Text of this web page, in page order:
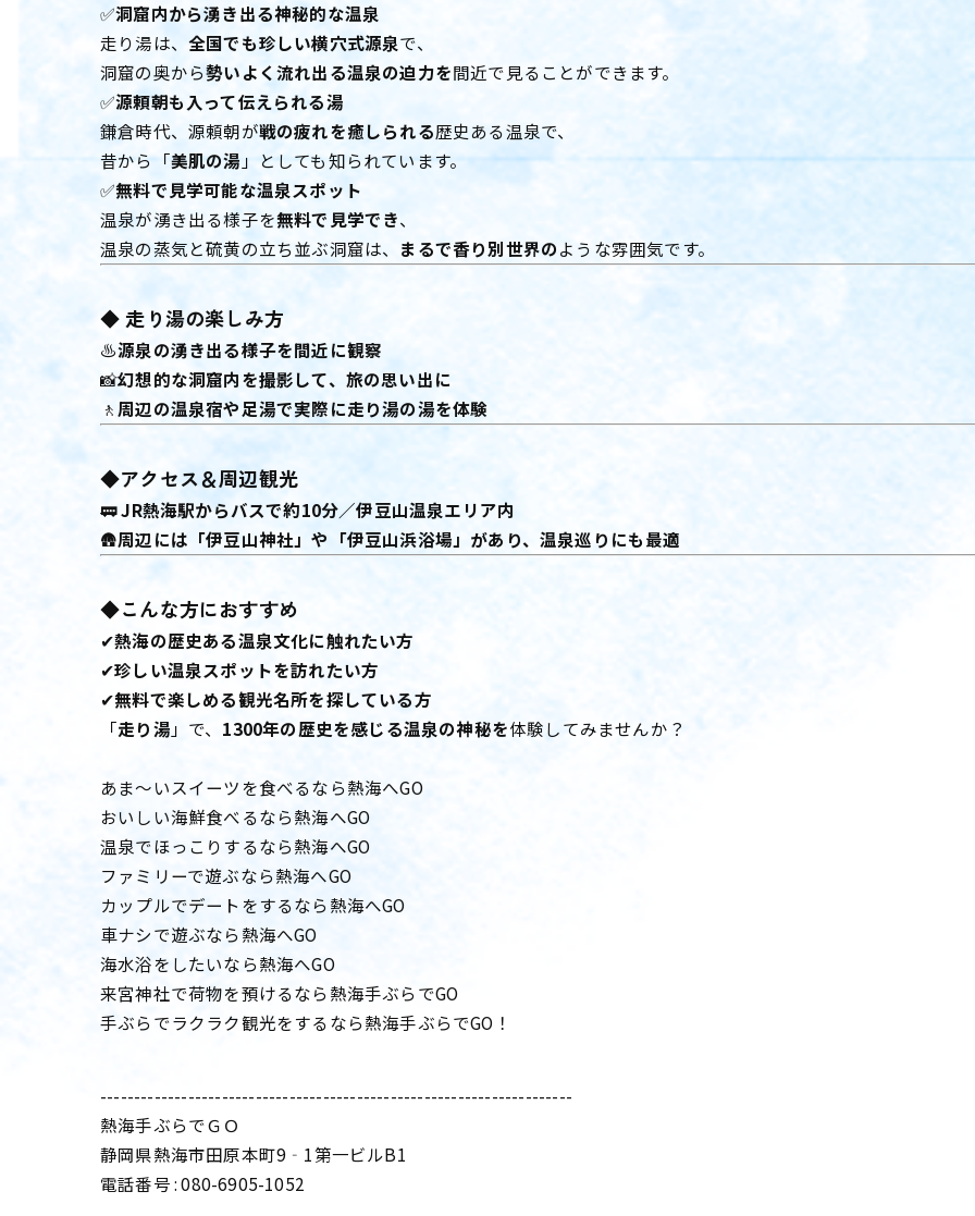
✅洞窟内から湧き出る神秘的な温泉
走り湯は、 全国でも珍しい横穴式源泉で、
洞窟の奥から勢いよく流れ出る温泉の迫力を間近で見ることができます。
✅源頼朝も入って伝えられる湯
鎌倉時代、源頼朝が戦の疲れを癒しられる歴史ある温泉で、
昔から「美肌の湯 」としても知られています。
✅無料で見学可能な温泉スポット
温泉が湧き出る様子を無料で見学でき、
温泉の蒸気と硫黄の立ち並ぶ洞窟は、 まるで香り別世界のような雰囲気です。
◆ 走り湯の楽しみ方
♨️源泉の湧き出る様子を間近に観察
📸幻想的な洞窟内を撮影して、旅の思い出に
🚶 周辺の温泉宿や足湯で実際に走り湯の湯を体験
◆アクセス＆周辺観光
🚃JR熱海駅からバスで約10分／伊豆山温泉エリア内
🛖周辺には「伊豆山神社」や「伊豆山浜浴場」があり、温泉巡りにも最適
◆こんな方におすすめ
✔熱海の歴史ある温泉文化に触れたい方
✔珍しい温泉スポットを訪れたい方
✔無料で楽しめる観光名所を探している方
「走り湯 」で、 1300年の歴史を感じる温泉の神秘を体験してみませんか？
あま〜いスイーツを食べるなら熱海へGO
おいしい海鮮食べるなら熱海へGO
温泉でほっこりするなら熱海へGO
ファミリーで遊ぶなら熱海へGO
カップルでデートをするなら熱海へGO
車ナシで遊ぶなら熱海へGO
海水浴をしたいなら熱海へGO
来宮神社で荷物を預けるなら熱海手ぶらでGO
手ぶらでラクラク観光をするなら熱海手ぶらでGO！
----------------------------------------------------------------------
熱海手ぶらでＧＯ
静岡県熱海市田原本町9‐1第一ビルB1
電話番号 : 080-6905-1052